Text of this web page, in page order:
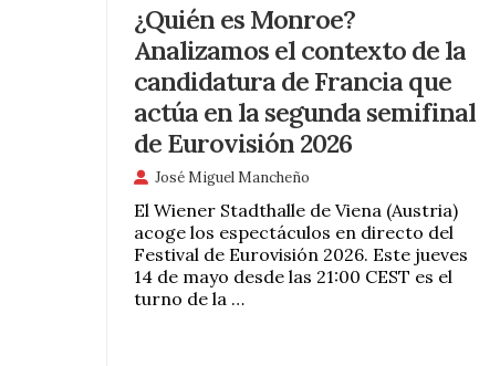
¿Quién es Monroe?
Analizamos el contexto de la
candidatura de Francia que
actúa en la segunda semifinal
de Eurovisión 2026
José Miguel Mancheño
El Wiener Stadthalle de Viena (Austria)
acoge los espectáculos en directo del
Festival de Eurovisión 2026. Este jueves
14 de mayo desde las 21:00 CEST es el
turno de la …